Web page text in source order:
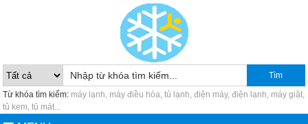
Tìm
Từ khóa tìm kiếm: máy lạnh, máy điều hòa, tủ lạnh, điện máy, điện lạnh, máy giặt,
tủ kem, tủ mát...